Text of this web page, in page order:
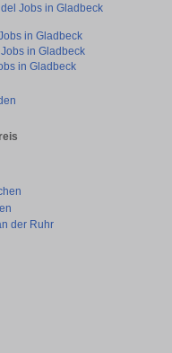
Jobs in Gladbeck
in Gladbeck
in Gladbeck
in Gladbeck
der Ruhr